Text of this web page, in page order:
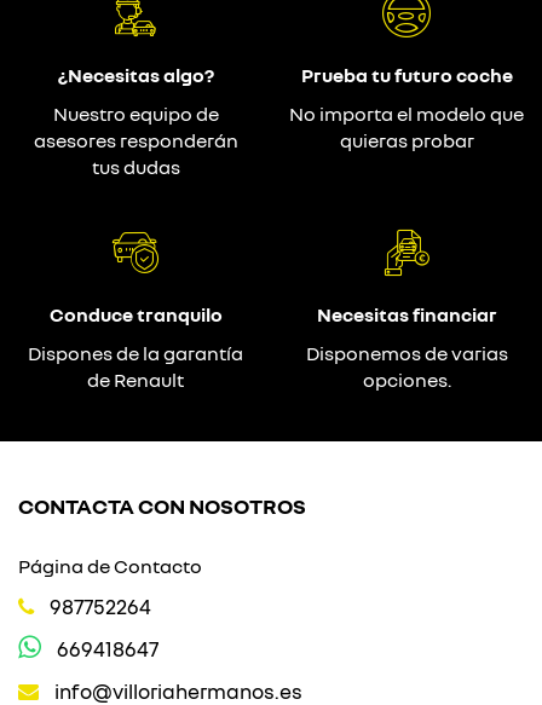
¿Necesitas algo?
Nuestro equipo de
asesores responderán
tus dudas
Prueba tu futuro coche
No importa el modelo que
quieras probar
Conduce tranquilo
Dispones de la garantía
de Renault
Necesitas financiar
Disponemos de varias
opciones.
CONTACTA CON NOSOTROS
Página de Contacto
987752264
669418647
info@villoriahermanos.es